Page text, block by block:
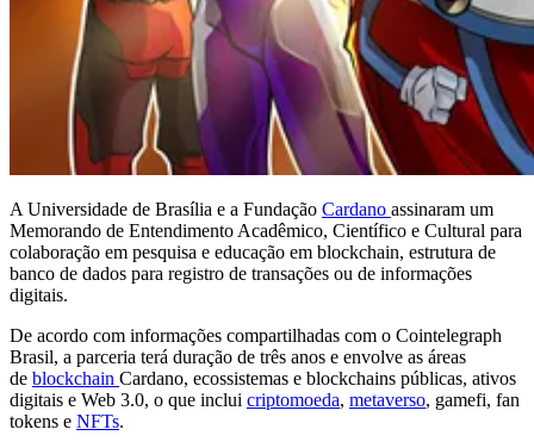
A Universidade de Brasília e a Fundação Cardano assinaram um
Memorando de Entendimento Acadêmico, Científico e Cultural para
colaboração em pesquisa e educação em blockchain, estrutura de
banco de dados para registro de transações ou de informações
digitais.
De acordo com informações compartilhadas com o Cointelegraph
Brasil, a parceria terá duração de três anos e envolve as áreas
de blockchain Cardano, ecossistemas e blockchains públicas, ativos
digitais e Web 3.0, o que inclui criptomoeda, metaverso, gamefi, fan
tokens e NFTs.